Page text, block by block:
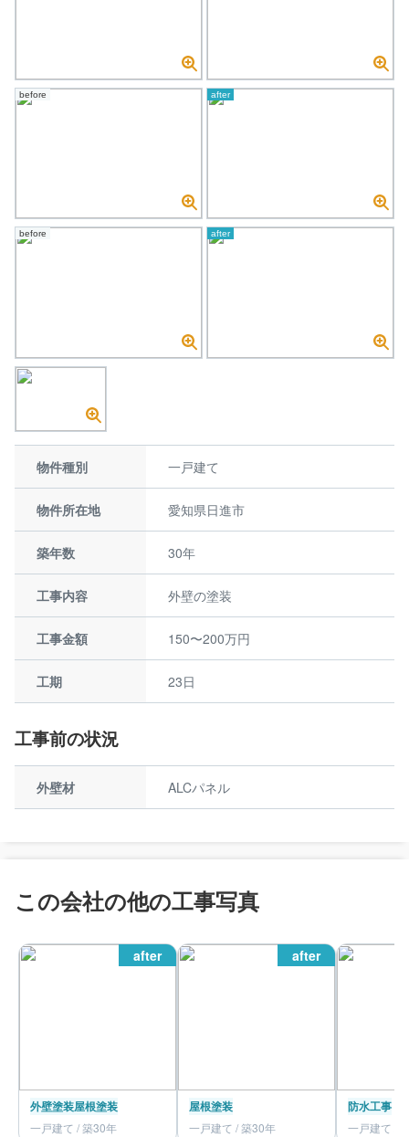
before after
before after
物件種別 一戸建て
物件所在地 愛知県日進市
築年数 30年
工事内容 外壁の塗装
工事金額 150〜200万円
工期 23日
工事前の状況
外壁材 ALCパネル
この会社の他の工事写真
after
外壁塗装屋根塗装
一戸建て / 築30年
after
屋根塗装
一戸建て / 築30年
防水工事
一戸建て /